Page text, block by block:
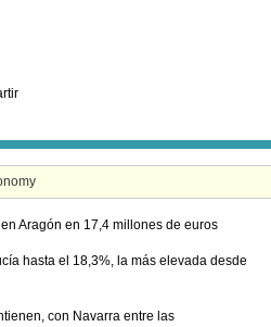
Aragón en 17,4 millones de euros
hasta el 18,3%, la más elevada desde
con Navarra entre las